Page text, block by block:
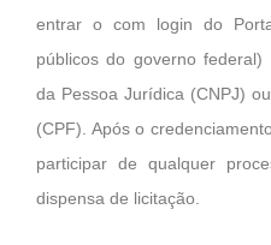
entrar o com login do
públicos do governo
da Pessoa Jurídica (CNPJ)
(CPF). Após o
participar de qualquer
dispensa de licitação.